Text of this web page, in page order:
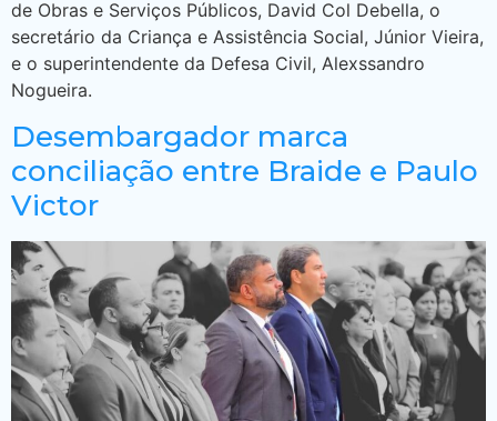
de Obras e Serviços Públicos, David Col Debella, o
secretário da Criança e Assistência Social, Júnior Vieira,
e o superintendente da Defesa Civil, Alexssandro
Nogueira.
Desembargador marca
conciliação entre Braide e Paulo
Victor